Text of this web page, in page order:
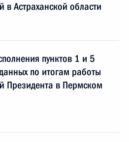
Астраханской области
пунктов 1 и 5
по итогам работы
Президента в Пермском